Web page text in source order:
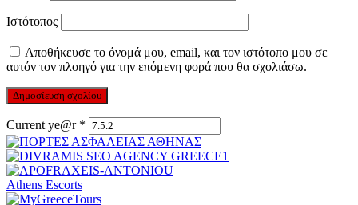
Ιστότοπος
Αποθήκευσε το όνομά μου, email, και τον ιστότοπο μου σε
αυτόν τον πλοηγό για την επόμενη φορά που θα σχολιάσω.
Current ye@r *
Athens Escorts